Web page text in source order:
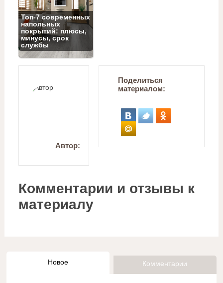
Топ‑7 современных
напольных
покрытий: плюсы,
минусы, срок
службы
Автор:
Поделиться
материалом:
Комментарии и отзывы к
материалу
Новое Комментарии